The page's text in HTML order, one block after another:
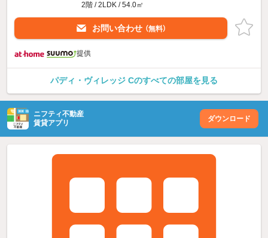
2階 / 2LDK / 54.0㎡
お問い合わせ （無料）
提供
パディ・ヴィレッジ Cのすべての部屋を見る
ニフティ不動産
賃貸アプリ
ダウンロード